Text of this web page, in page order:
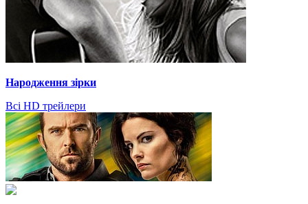
Народження зірки
Всі HD трейлери